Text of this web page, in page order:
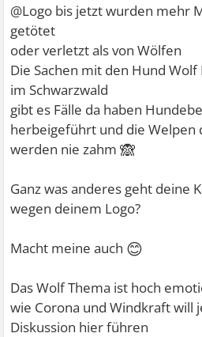
@Logo bis jetzt wurden mehr
getötet
oder verletzt als von Wölfen
Die Sachen mit den Hund
im Schwarzwald
gibt es Fälle da haben
herbeigeführt und die Welpen
werden nie zahm🙈
Ganz was anderes geht deine
wegen deinem Logo?
Macht meine auch 😊
Das Wolf Thema ist hoch
wie Corona und Windkraft will
Diskussion hier führen